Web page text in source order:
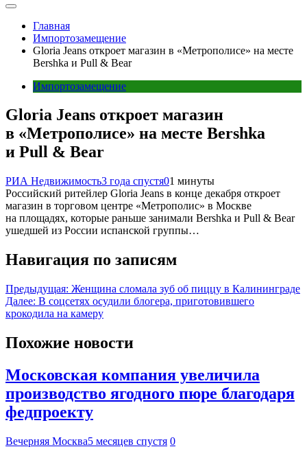
Главная
Импортозамещение
Gloria Jeans откроет магазин в «Метрополисе» на месте
Bershka и Pull & Bear
Импортозамещение
Gloria Jeans откроет магазин
в «Метрополисе» на месте Bershka
и Pull & Bear
РИА Недвижимость3 года спустя01 минуты
Российский ритейлер Gloria Jeans в конце декабря откроет
магазин в торговом центре «Метрополис» в Москве
на площадях, которые раньше занимали Bershka и Pull & Bear
ушедшей из России испанской группы…
Навигация по записям
Предыдущая: Женщина сломала зуб об пиццу в Калининграде
Далее: В соцсетях осудили блогера, приготовившего
крокодила на камеру
Похожие новости
Московская компания увеличила
производство ягодного пюре благодаря
федпроекту
Вечерняя Москва5 месяцев спустя 0